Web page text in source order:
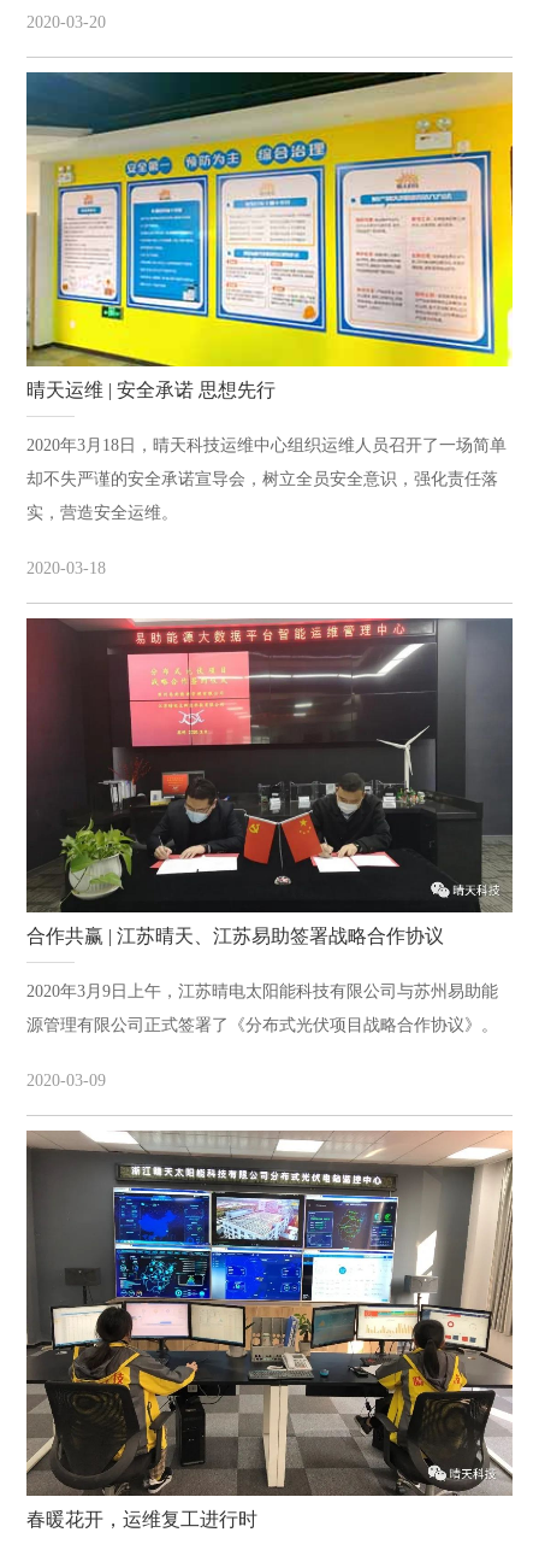
2020-03-20
晴天运维 | 安全承诺 思想先行
2020年3月18日，晴天科技运维中心组织运维人员召开了一场简单
却不失严谨的安全承诺宣导会，树立全员安全意识，强化责任落
实，营造安全运维。
2020-03-18
合作共赢 | 江苏晴天、江苏易助签署战略合作协议
2020年3月9日上午，江苏晴电太阳能科技有限公司与苏州易助能
源管理有限公司正式签署了《分布式光伏项目战略合作协议》。
2020-03-09
春暖花开，运维复工进行时